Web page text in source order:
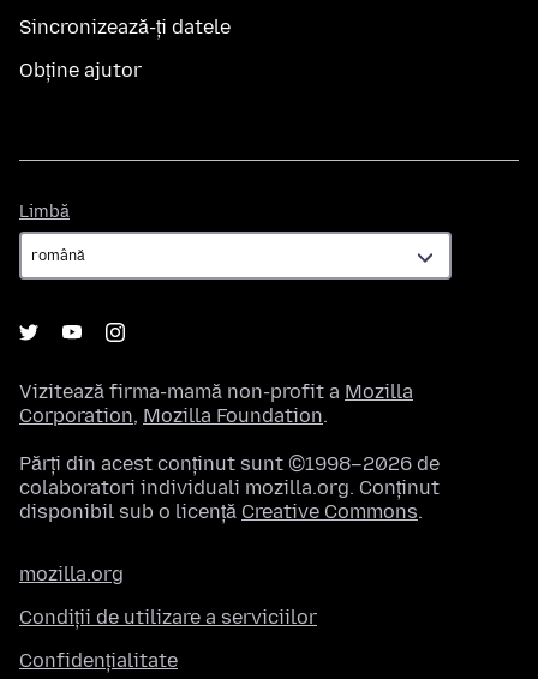
Sincronizează-ți datele
Obține ajutor
Limbă
Vizitează firma-mamă non-profit a Mozilla
Corporation, Mozilla Foundation.
Părți din acest conținut sunt ©1998–2026 de
colaboratori individuali mozilla.org. Conținut
disponibil sub o licență Creative Commons.
mozilla.org
Condiții de utilizare a serviciilor
Confidențialitate